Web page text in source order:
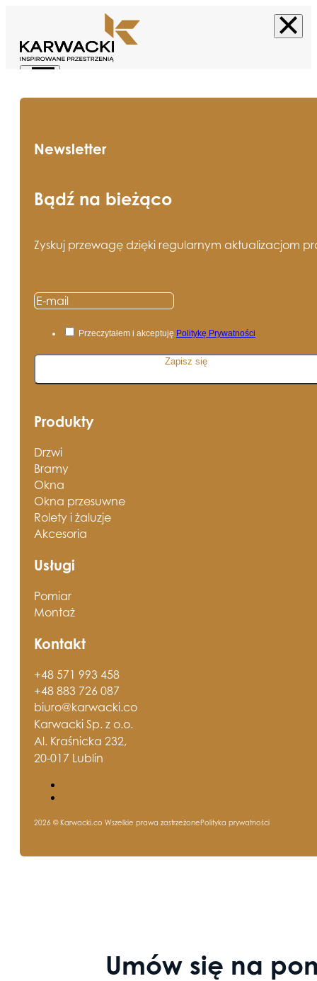
Newsletter
Bądź na bieżąco
Zyskuj przewagę dzięki regularnym aktualizacjom
Przeczytałem i akceptuję Politykę Prywatności
Zapisz się
Produkty
Drzwi
Bramy
Okna
Okna przesuwne
Rolety i żaluzje
Akcesoria
Usługi
Pomiar
Montaż
Kontakt
+48 571 993 458
+48 883 726 087
biuro@karwacki.co
Karwacki Sp. z o.o.
Al. Kraśnicka 232,
20-017 Lublin
2026 © Karwacki.co Wszelkie prawa zastrzeżonePolityka prywatności
Umów się na